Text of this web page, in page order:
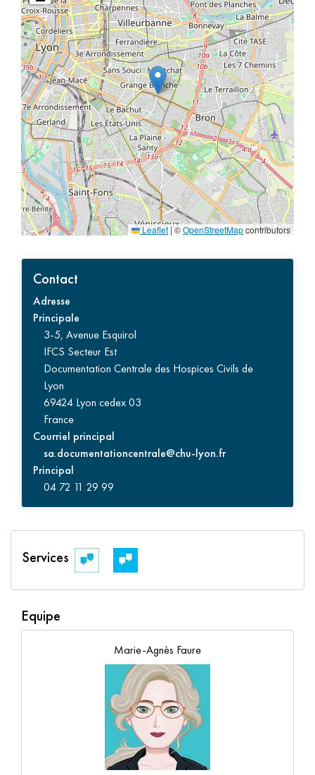
Leaflet|©OpenStreetMapcontributors
Contact
Adresse
Principale
3-5, Avenue Esquirol
IFCS Secteur Est
Documentation Centrale des Hospices Civils de
Lyon
69424 Lyon cedex 03
France
Courriel principal
sa.documentationcentrale@chu-lyon.fr
Principal
04 72 11 29 99
Services
Equipe
Marie-Agnès Faure